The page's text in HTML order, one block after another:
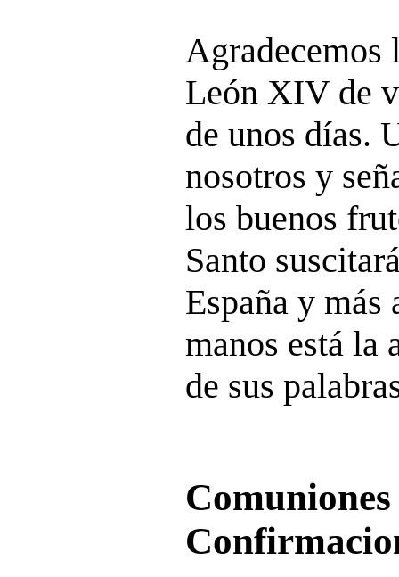
Agradecemos
León XIV de
de unos días.
nosotros y
los buenos
Santo
España y más
manos está la
de sus